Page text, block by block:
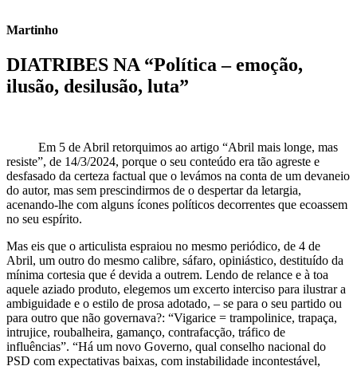
Martinho
DIATRIBES NA “Política – emoção,
ilusão, desilusão, luta”
Em 5 de Abril retorquimos ao artigo “Abril mais longe, mas
resiste”, de 14/3/2024, porque o seu conteúdo era tão agreste e
desfasado da certeza factual que o levámos na conta de um devaneio
do autor, mas sem prescindirmos de o despertar da letargia,
acenando-lhe com alguns ícones políticos decorrentes que ecoassem
no seu espírito.
Mas eis que o articulista espraiou no mesmo periódico, de 4 de
Abril, um outro do mesmo calibre, sáfaro, opiniástico, destituído da
mínima cortesia que é devida a outrem. Lendo de relance e à toa
aquele aziado produto, elegemos um excerto interciso para ilustrar a
ambiguidade e o estilo de prosa adotado, – se para o seu partido ou
para outro que não governava?: “Vigarice = trampolinice, trapaça,
intrujice, roubalheira, gamanço, contrafacção, tráfico de
influências”. “Há um novo Governo, qual conselho nacional do
PSD com expectativas baixas, com instabilidade incontestável,